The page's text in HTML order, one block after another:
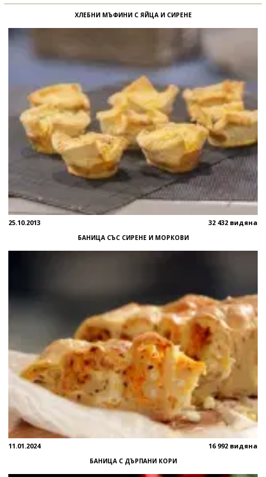
ХЛЕБНИ МЪФИНИ С ЯЙЦА И СИРЕНЕ
25.10.2013 32 432 видяна
БАНИЦА СЪС СИРЕНЕ И МОРКОВИ
11.01.2024 16 992 видяна
БАНИЦА С ДЪРПАНИ КОРИ